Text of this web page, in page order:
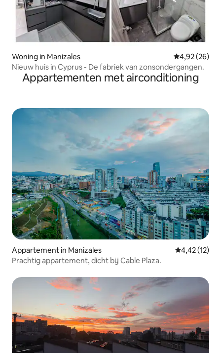
Woning in Manizales Gemiddelde
4,92 (26)
Nieuw huis in Cyprus - De fabriek van zonsondergangen.
Appartementen met airconditioning
Appartement in Manizales Gemiddelde
4,42 (12)
Prachtig appartement, dicht bij Cable Plaza.